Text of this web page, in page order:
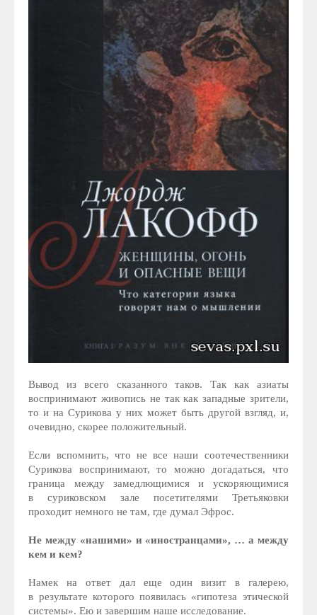
Вывод из всего сказанного таков. Так как азиаты
воспринимают живопись не так как западные зрители,
то и на Сурикова у них может быть другой взгляд, и,
очевидно, скорее положительный.
Если вспомнить, что не все наши соотечественники
Сурикова воспринимают, то можно догадаться, что
граница между замедлющимися и ускоряющимися
в суриковском зале посетителями Третьяковки
проходит немного не там, где думал Эфрос.
Не между «нашими» и «иностранцами», … а между
кем и кем?
Намек на ответ дал еще один визит в галерею,
в результате которого появилась «гипотеза этической
системы». Ею и завершим наше исследование.